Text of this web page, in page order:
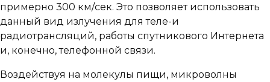
примерно 300 км/сек. Это позволяет использовать
данный вид излучения для теле-и
радиотрансляций, работы спутникового Интернета
и, конечно, телефонной связи.
Воздействуя на молекулы пищи, микроволны